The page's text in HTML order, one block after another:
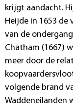
krijgt aandacht.
Heijde in 1653
van de
Chatham (1667)
meer door de
volgende brand
Waddeneilanden